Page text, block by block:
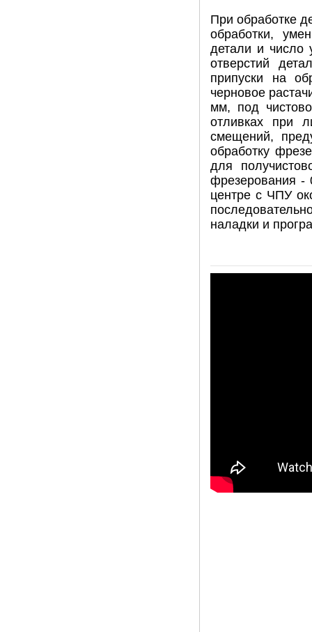
При обработке
обработки,
детали и число
отверстий
припуски на
черновое
мм, под
отливках при
смещений,
обработку
для
фрезерования -
центре с ЧПУ
наладки и